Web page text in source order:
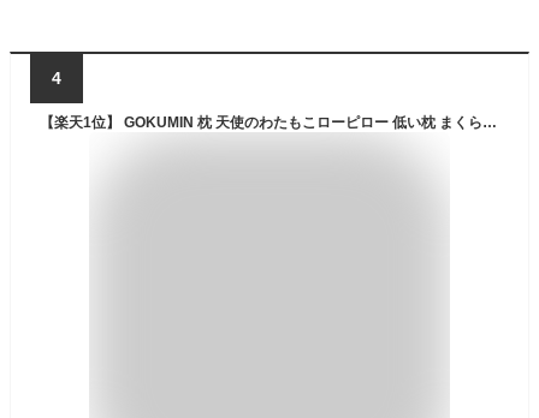
4
【楽天1位】 GOKUMIN 枕 天使のわたもこローピロー 低い枕 まくら 低い 極低 3cm | ふわふわ マイクロファイバー綿 極低まくら 低め 高さ調整 通気性 柔らかい 洗える 洗える枕 洗濯 首 肩 肩こり 首こり ストレートネック